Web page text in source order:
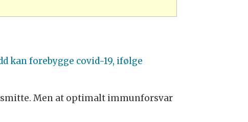
kan forebygge covid-19, ifølge
smitte. Men at optimalt immunforsvar